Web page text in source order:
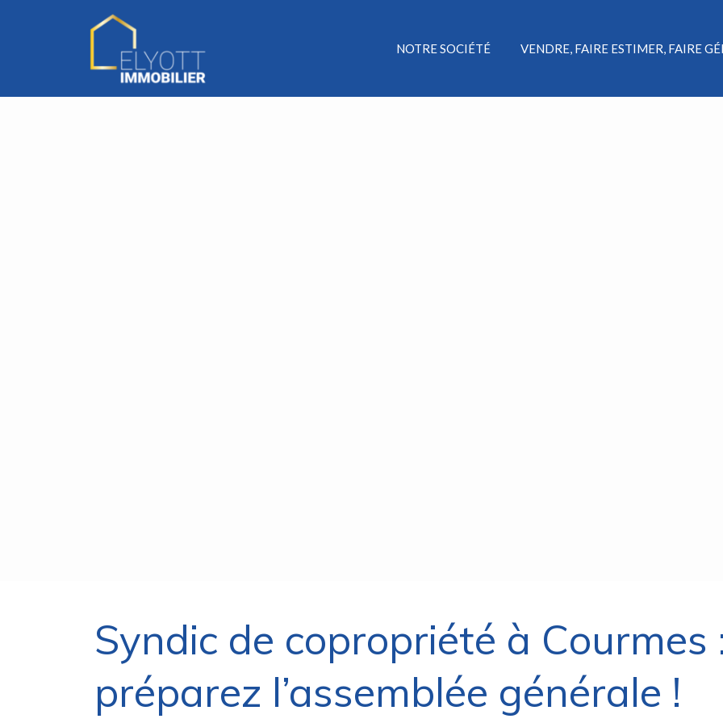
NOTRE SOCIÉTÉ VENDRE, FAIRE ESTIMER, FAIRE
Syndic de copropriété à Courmes
préparez l’assemblée générale !